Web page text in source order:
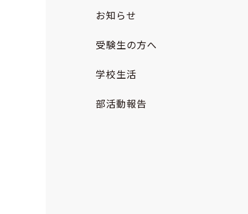
お知らせ
受験生の方へ
学校生活
部活動報告